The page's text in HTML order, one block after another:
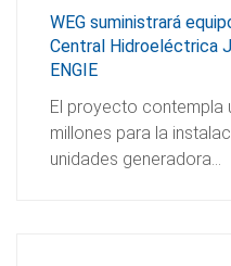
WEG suministrará
Central Hidroeléctrica
ENGIE
El proyecto contempla
millones para la
unidades generadora…